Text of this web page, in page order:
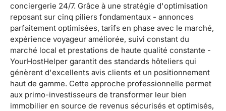
conciergerie 24/7. Grâce à une stratégie d'optimisation
reposant sur cinq piliers fondamentaux - annonces
parfaitement optimisées, tarifs en phase avec le marché,
expérience voyageur améliorée, suivi constant du
marché local et prestations de haute qualité constante -
YourHostHelper garantit des standards hôteliers qui
génèrent d'excellents avis clients et un positionnement
haut de gamme. Cette approche professionnelle permet
aux primo-investisseurs de transformer leur bien
immobilier en source de revenus sécurisés et optimisés,